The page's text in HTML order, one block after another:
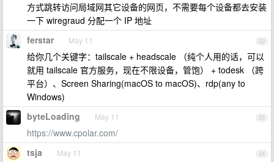
方式跳转访问局域网其它设备的网页，不需要每个设备都去安装
一下 wiregraud 分配一个 IP 地址
32
ferstar May 11
给你几个关键字：tailscale + headscale （纯个人用的话，可以
就用 tailscale 官方服务，现在不限设备，管饱） + todesk （跨
平台）、Screen Sharing(macOS to macOS)、rdp(any to
Windows)
33
byteLoading May 11
https://www.cpolar.com/
34
tsja May 11